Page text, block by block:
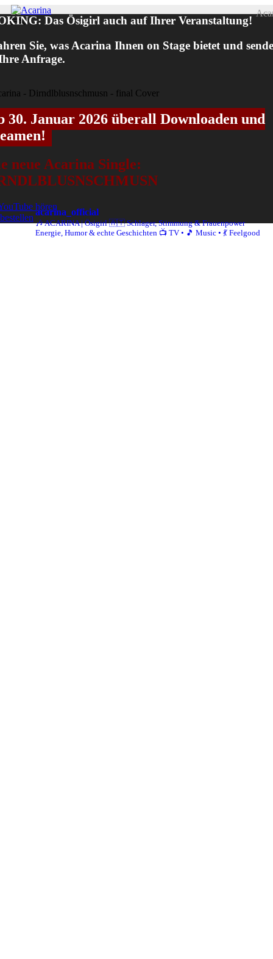
Zum
InhaltMenüDas Ösigirl auch auf Ihrer Veranstaltung!
Sie, was Acarina Ihnen on Stage bietet und
Anfrage.
30. Januar 2026 überall Downloaden und
neue Acarina Single:
hören
acarina_official
🎶 ACARINA | Ösigirl 🇦🇹Schlager, Stimmung & Frauenpower
Energie, Humor & echte Geschichten 📺 TV • 🎵 Music • 💃 Feelgood